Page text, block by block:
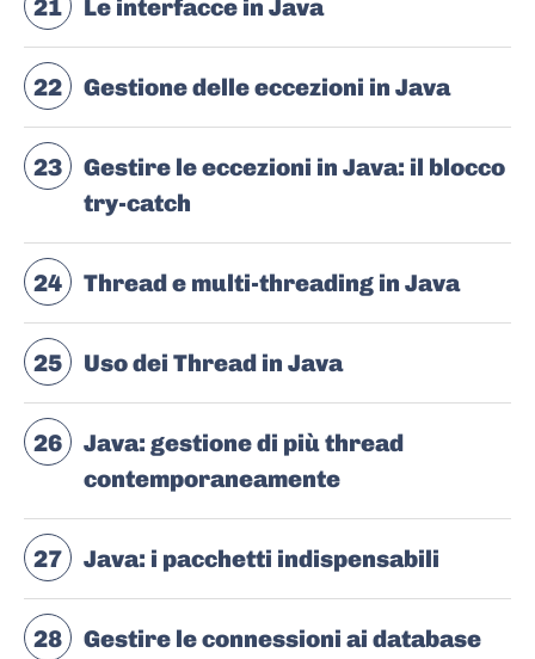
21 Le interfacce in Java
22 Gestione delle eccezioni in Java
23
Gestire le eccezioni in Java: il blocco
try-catch
24 Thread e multi-threading in Java
25 Uso dei Thread in Java
26
Java: gestione di più thread
contemporaneamente
27 Java: i pacchetti indispensabili
28
Gestire le connessioni ai database